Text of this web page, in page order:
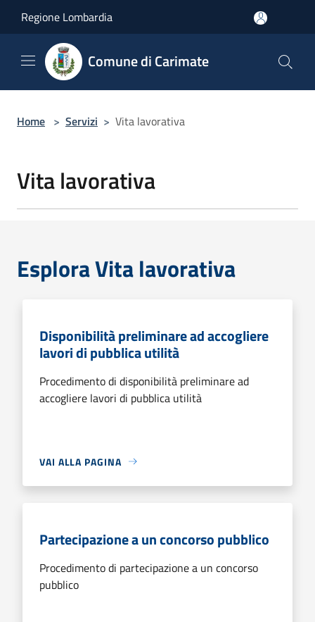
Regione Lombardia
Comune di Carimate
Home > Servizi > Vita lavorativa
Vita lavorativa
Esplora Vita lavorativa
Disponibilità preliminare ad accogliere
lavori di pubblica utilità
Procedimento di disponibilità preliminare ad
accogliere lavori di pubblica utilità
VAI ALLA PAGINA
Partecipazione a un concorso pubblico
Procedimento di partecipazione a un concorso
pubblico